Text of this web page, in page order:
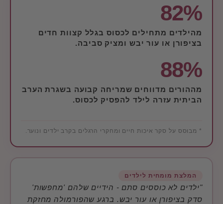
82%
מהילדים מתחילים לכסוס בגלל קצוות חדים
בציפורן או עור יבש ומציק סביבה.
88%
מההורים מדווחים שמריחה קבועה בשגרת הערב
הביתית עזרה לילד להפסיק לכסוס.
* מבוסס על סקר איכות חיים ומחקרי הרגלים בקרב ילדים ונוער.
המלצת מומחית לילדים
"ילדים לא כוססים סתם - הידיים שלהם 'מחפשות'
סדק בציפורן או עור יבש. ברגע שהפורמולה מחזקת